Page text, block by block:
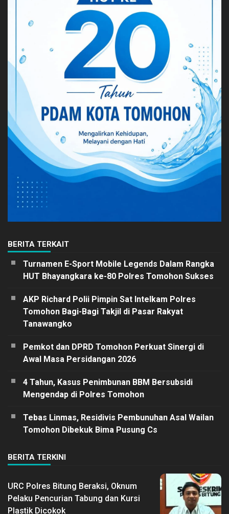
BERITA TERKAIT
Turnamen E-Sport Mobile Legends Dalam Rangka
HUT Bhayangkara ke-80 Polres Tomohon Sukses
AKP Richard Polii Pimpin Sat Intelkam Polres
Tomohon Bagi-Bagi Takjil di Pasar Rakyat
Tanawangko
Pemkot dan DPRD Tomohon Perkuat Sinergi di
Awal Masa Persidangan 2026
4 Tahun, Kasus Penimbunan BBM Bersubsidi
Mengendap di Polres Tomohon
Tebas Linmas, Residivis Pembunuhan Asal Wailan
Tomohon Dibekuk Bima Pusung Cs
BERITA TERKINI
URC Polres Bitung Beraksi, Oknum
Pelaku Pencurian Tabung dan Kursi
Plastik Dicokok